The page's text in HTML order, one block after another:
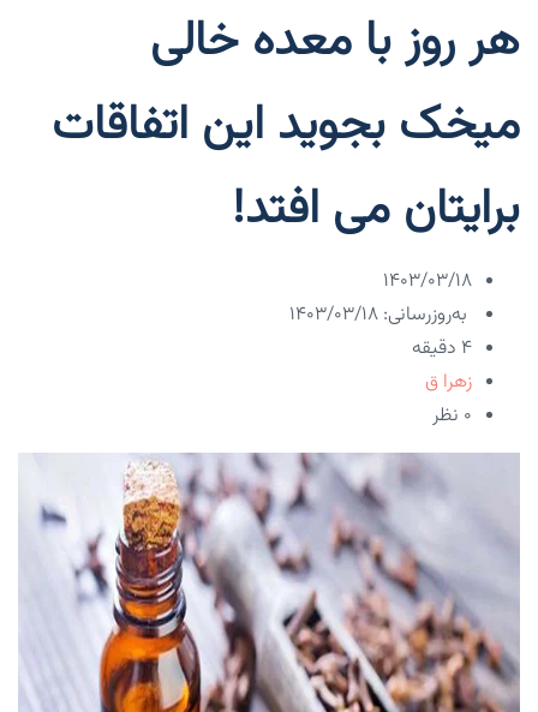
هر روز با معده خالی
میخک بجوید این اتفاقات
برایتان می افتد!
۱۴۰۳/۰۳/۱۸
به‌روزرسانی: ۱۴۰۳/۰۳/۱۸
4 دقیقه
زهرا ق
۰ نظر